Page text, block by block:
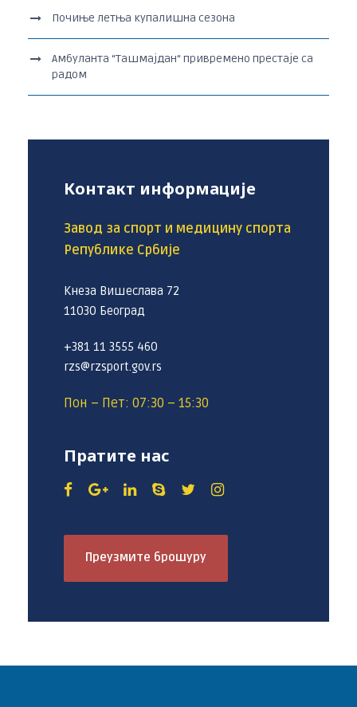
Почиње летња купалишна сезона
Амбуланта “Ташмајдан“ привремено престаје са
радом
Контакт информације
Завод за спорт и медицину спорта
Републике Србије
Кнеза Вишеслава 72
11030 Београд
+381 11 3555 460
rzs@rzsport.gov.rs
Пон – Пет: 07:30 – 15:30
Пратите нас
Преузмите брошуру